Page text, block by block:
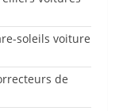
soleils voiture
de